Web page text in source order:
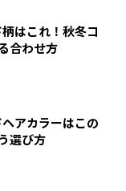
はこれ！秋冬コ
合わせ方
アカラーはこの
選び方